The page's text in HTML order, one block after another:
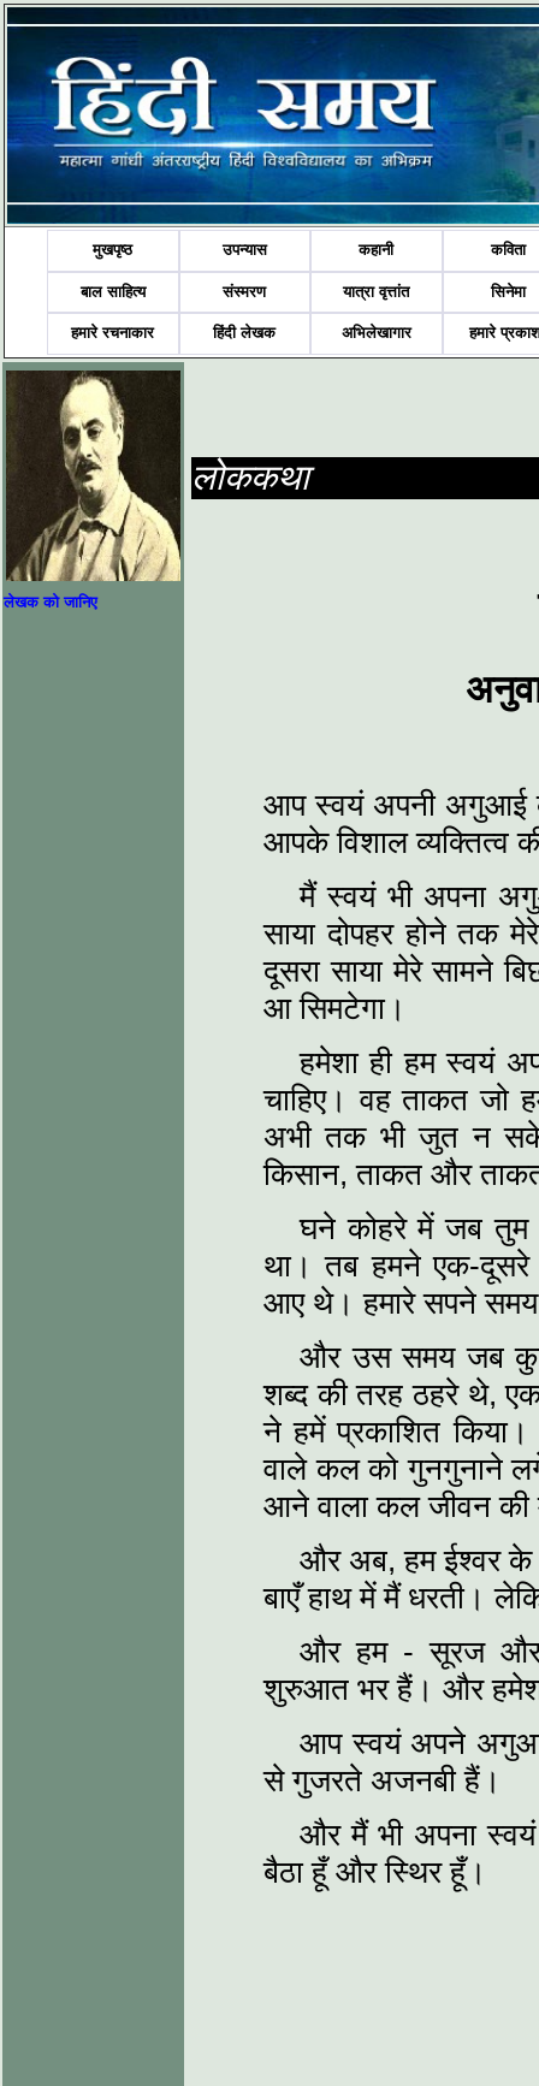
मुखपृष्ठ उपन्यास कहानी कविता
बाल साहित्य संस्मरण यात्रा वृत्तांत सिनेमा
हमारे रचनाकार हिंदी लेखक अभिलेखागार हमारे
लेखक को जानिए
लोककथा
आप स्वयं अपनी अगुआई
आपके विशाल व्यक्तित्व
मैं स्वयं भी अपना
साया दोपहर होने तक
दूसरा साया मेरे सामने
आ सिमटेगा।
हमेशा ही हम स्वयं
चाहिए। वह ताकत
अभी तक भी जुत न सके
किसान, ताकत और
घने कोहरे में जब तुम
था। तब हमने एक-दूसरे
आए थे। हमारे सपने
और उस समय जब
शब्द की तरह ठहरे थे,
ने हमें प्रकाशित
वाले कल को गुनगुनाने
आने वाला कल जीवन
और अब, हम ईश्वर के
बाएँ हाथ में मैं धरती।
और हम - सूरज और
शुरुआत भर हैं। और
आप स्वयं अपने अगुआ
से गुजरते अजनबी हैं।
और मैं भी अपना
बैठा हूँ और स्थिर हूँ।